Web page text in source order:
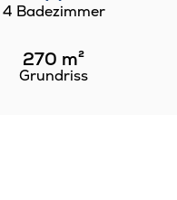
4 Badezimmer
270 m²
Grundriss